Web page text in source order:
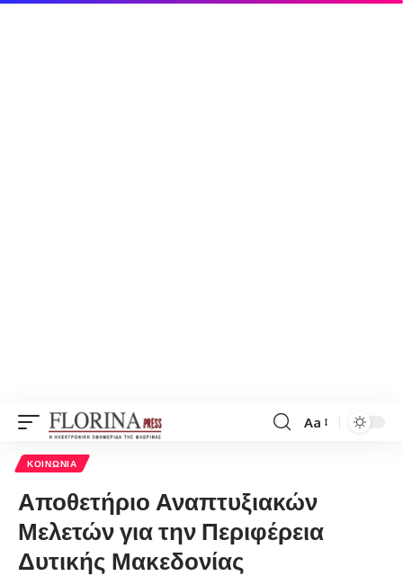
Font
Aa
ΚΟΙΝΩΝΊΑ
Αποθετήριο Αναπτυξιακών
Μελετών για την Περιφέρεια
Δυτικής Μακεδονίας